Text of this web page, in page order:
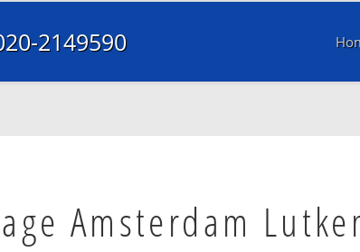
2149590
Amsterdam